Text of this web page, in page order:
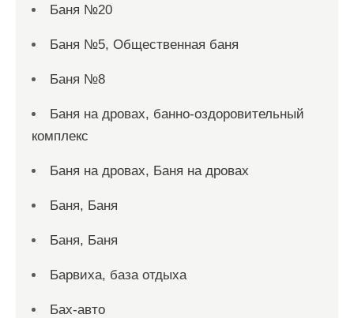
Баня №20
Баня №5, Общественная баня
Баня №8
Баня на дровах, банно-оздоровительный
комплекс
Баня на дровах, Баня на дровах
Баня, Баня
Баня, Баня
Барвиха, база отдыха
Бах-авто